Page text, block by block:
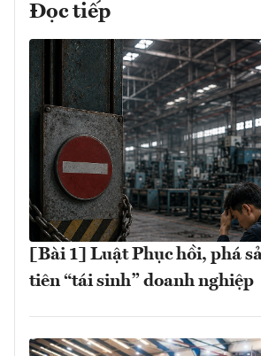
Đọc tiếp
[Bài 1] Luật Phục hồi, phá
tiên “tái sinh” doanh nghiệp